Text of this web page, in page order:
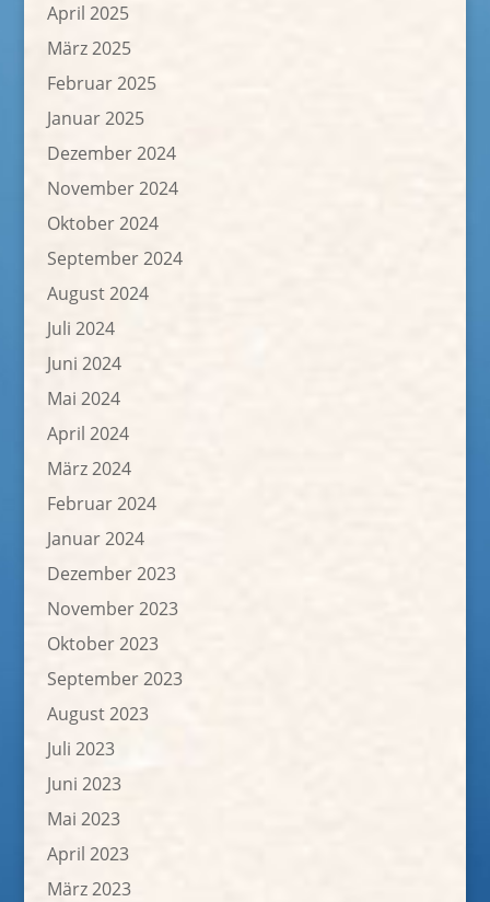
April 2025
März 2025
Februar 2025
Januar 2025
Dezember 2024
November 2024
Oktober 2024
September 2024
August 2024
Juli 2024
Juni 2024
Mai 2024
April 2024
März 2024
Februar 2024
Januar 2024
Dezember 2023
November 2023
Oktober 2023
September 2023
August 2023
Juli 2023
Juni 2023
Mai 2023
April 2023
März 2023